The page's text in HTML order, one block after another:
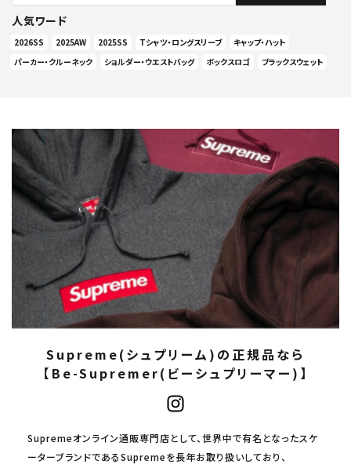
人気ワード
2026SS 2025AW 2025SS Tシャツ・ロングスリーブ
キャップ・ハット
パーカー・クルーネック
ショルダー・ウエストバッグ ボックスロゴ ブラックスウェット
Supreme(シュプリーム)の正規品なら
【Be-Supremer(ビーシュプリーマー)】
Supremeオンライン通販専門店として、世界中で有名となったスケ
ーターブランドであるSupremeを長年お取り扱いしており、